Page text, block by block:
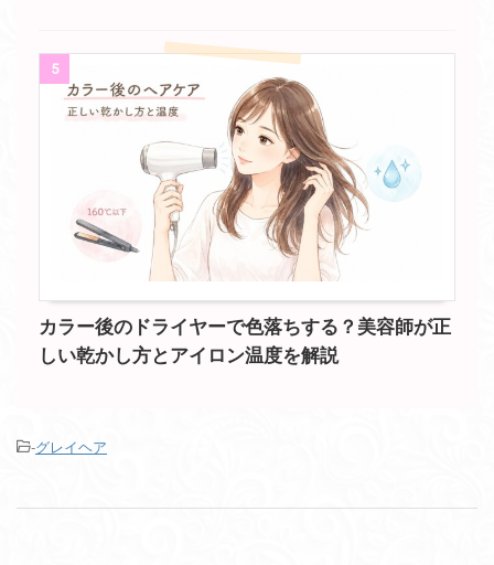
5
カラー後のドライヤーで色落ちする？美容師が正
しい乾かし方とアイロン温度を解説
-グレイヘア